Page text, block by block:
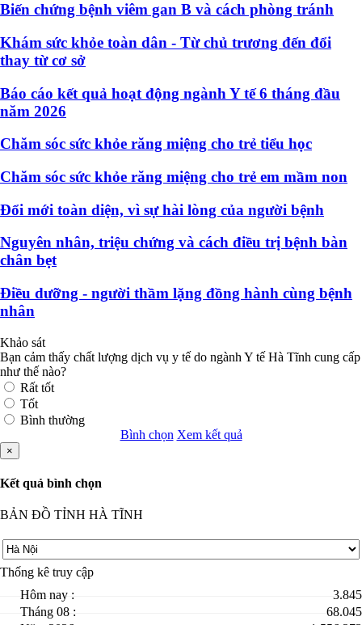
Biến chứng bệnh viêm gan B và cách phòng tránh
Khám sức khỏe toàn dân - Từ chủ trương đến đổi
thay từ cơ sở
Báo cáo kết quả hoạt động ngành Y tế 6 tháng đầu
năm 2026
Chăm sóc sức khỏe răng miệng cho trẻ tiểu học
Chăm sóc sức khỏe răng miệng cho trẻ em mầm non
Đổi mới toàn diện, vì sự hài lòng của người bệnh
Nguyên nhân, triệu chứng và cách điều trị bệnh bàn
chân bẹt
Điều dưỡng - người thầm lặng đồng hành cùng bệnh
nhân
Khảo sát
Bạn cảm thấy chất lượng dịch vụ y tế do ngành Y tế Hà Tĩnh cung cấp
như thế nào?
Rất tốt
Tốt
Bình thường
Bình chọn Xem kết quả
×
Kết quả bình chọn
BẢN ĐỒ TỈNH HÀ TĨNH
Thống kê truy cập
Hôm nay :
3.845
Tháng 08 :
68.045